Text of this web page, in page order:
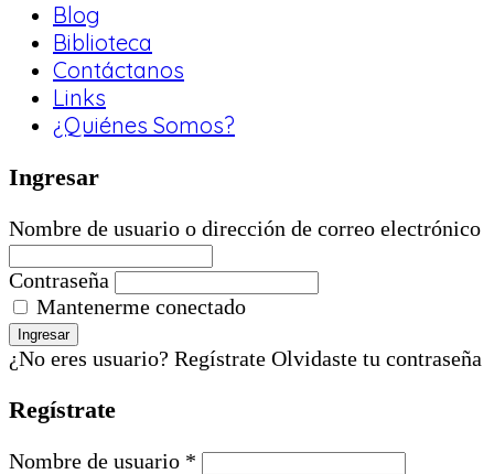
Blog
Biblioteca
Contáctanos
Links
¿Quiénes Somos?
Ingresar
Nombre de usuario o dirección de correo electrónico
Contraseña
Mantenerme conectado
¿No eres usuario? Regístrate Olvidaste tu contraseña
Regístrate
Nombre de usuario *